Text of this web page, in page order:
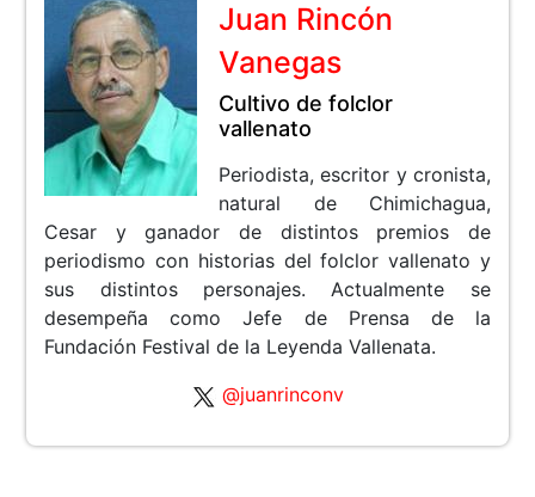
Juan Rincón
Vanegas
Cultivo de folclor
vallenato
Periodista, escritor y cronista,
natural de Chimichagua,
Cesar y ganador de distintos premios de
periodismo con historias del folclor vallenato y
sus distintos personajes. Actualmente se
desempeña como Jefe de Prensa de la
Fundación Festival de la Leyenda Vallenata.
@juanrinconv